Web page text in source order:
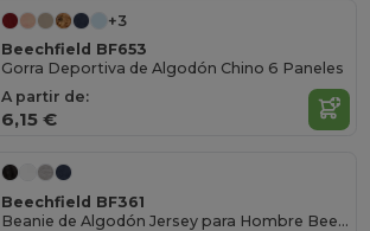
+3
Beechfield BF653
Gorra Deportiva de Algodón Chino 6 Paneles
A partir de:
6,15 €
Beechfield BF361
Beanie de Algodón Jersey para Hombre Beechfield